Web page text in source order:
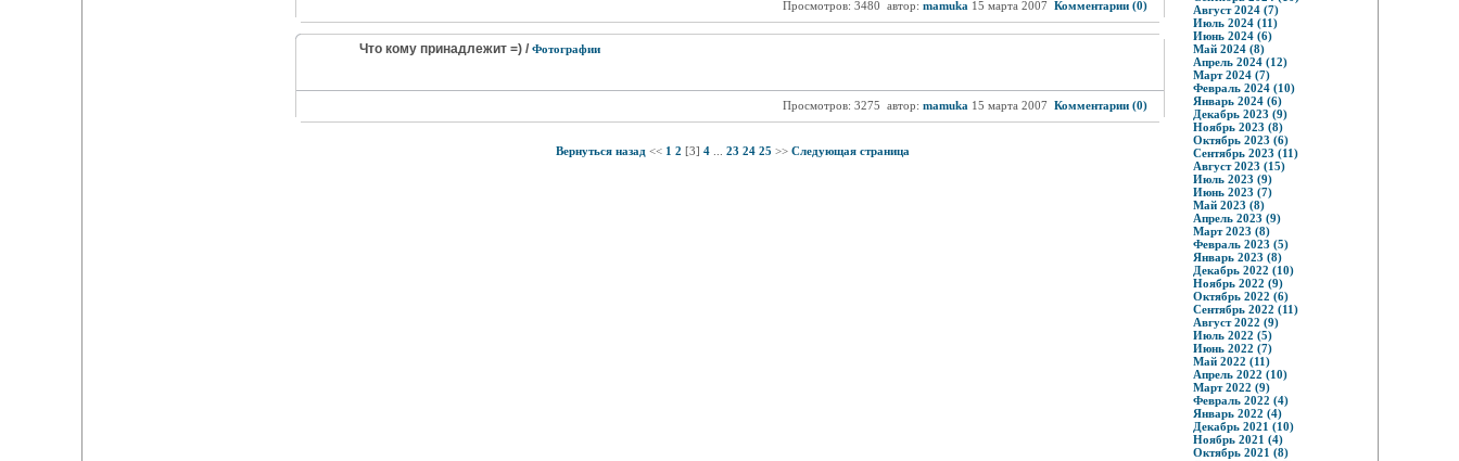
Просмотров: 3480 автор: mamuka 15 марта 2007 Комментарии (0)
Что кому принадлежит =) / Фотографии
Просмотров: 3275 автор: mamuka 15 марта 2007 Комментарии (0)
Вернуться назад<< 1 2 [3] 4... 23 24 25 >> Следующая страница
Август 2024 (7)
Июль 2024 (11)
Июнь 2024 (6)
Май 2024 (8)
Апрель 2024 (12)
Март 2024 (7)
Февраль 2024 (10)
Январь 2024 (6)
Декабрь 2023 (9)
Ноябрь 2023 (8)
Октябрь 2023 (6)
Сентябрь 2023 (11)
Август 2023 (15)
Июль 2023 (9)
Июнь 2023 (7)
Май 2023 (8)
Апрель 2023 (9)
Март 2023 (8)
Февраль 2023 (5)
Январь 2023 (8)
Декабрь 2022 (10)
Ноябрь 2022 (9)
Октябрь 2022 (6)
Сентябрь 2022 (11)
Август 2022 (9)
Июль 2022 (5)
Июнь 2022 (7)
Май 2022 (11)
Апрель 2022 (10)
Март 2022 (9)
Февраль 2022 (4)
Январь 2022 (4)
Декабрь 2021 (10)
Ноябрь 2021 (4)
Октябрь 2021 (8)